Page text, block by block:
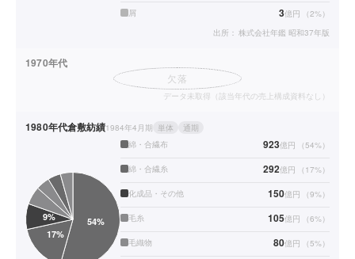
屑 3億円 （2%）
出所： 株式会社年鑑 昭和37年版
1970年代
欠落
データ未取得（該当年代の売上構成資料なし）
1980年代倉敷紡績1984年4月期 単体
通期
綿・合繊布
923億円 （54%）
綿・合繊糸 292億円 （ 17%）
化成品・その他 150億円 （9%）
毛糸 105億円 （6%）
毛織物 80億円 （5%）